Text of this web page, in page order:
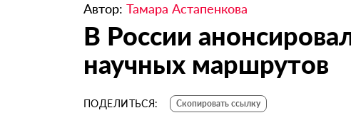
Автор: Тамара Астапенкова
В России
научных маршрутов
ПОДЕЛИТЬСЯ: Скопировать ссылку